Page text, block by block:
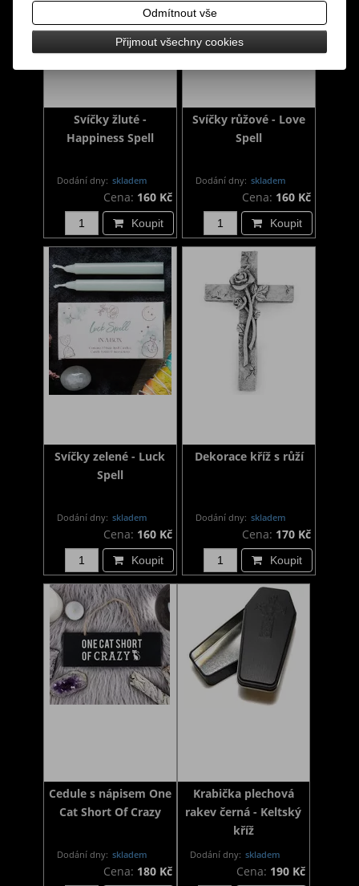
Svíčky žluté -
Happiness Spell
Dodání dny: skladem
Cena: 160 Kč
Koupit
Svíčky růžové - Love
Spell
Dodání dny: skladem
Cena: 160 Kč
Koupit
Svíčky zelené - Luck
Spell
Dodání dny: skladem
Cena: 160 Kč
Koupit
Dekorace kříž s růží
Dodání dny: skladem
Cena: 170 Kč
Koupit
Cedule s nápisem One
Cat Short Of Crazy
Dodání dny: skladem
Cena: 180 Kč
Krabička plechová
rakev černá - Keltský
kříž
Dodání dny: skladem
Cena: 190 Kč
Odmítnout vše
Přijmout všechny cookies